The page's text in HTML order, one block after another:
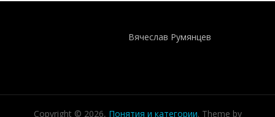
Вячеслав Румянцев
Copyright © 2026, Понятия и категории. Theme by